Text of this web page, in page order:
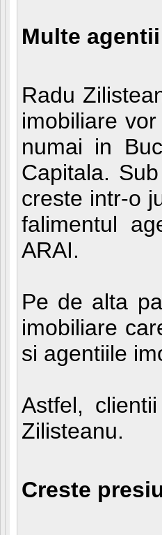
Multe
Radu
imobiliare
numai in
Capitala.
creste intr-o
falimentul
ARAI.
Pe de alta
imobiliare
si agentiile
Astfel,
Zilisteanu.
Creste